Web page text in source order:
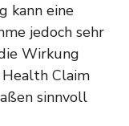
kann eine
jedoch sehr
Wirkung
Claim
sinnvoll